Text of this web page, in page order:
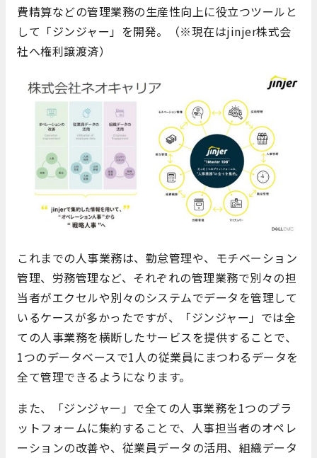
費精算などの管理業務の生産性向上に役立つツールと
して「ジンジャー」を開発。（※現在はjinjer株式会
社へ権利譲渡済）
これまでの人事業務は、勤怠管理や、モチベーション
管理、労務管理など、それぞれの管理業務で別々の担
当者がエクセルや別々のシステムでデータを管理して
いるケースが多かったですが、「ジンジャー」では全
ての人事業務を横断したサービスを提供することで、
1つのデータベースで1人の従業員にまつわるデータを
全て管理できるようになります。
また、「ジンジャー」で全ての人事業務を1つのプラ
ットフォームに集約することで、人事担当者のオペレ
ーションの改善や、従業員データの活用、組織データ